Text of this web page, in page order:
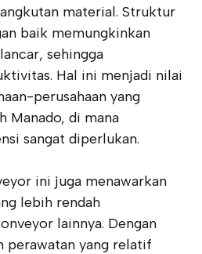
material. Struktur
baik memungkinkan
sehingga
Hal ini menjadi nilai
perusahaan yang
Manado, di mana
sangat diperlukan.
ini juga menawarkan
lebih rendah
lainnya. Dengan
perawatan yang relatif